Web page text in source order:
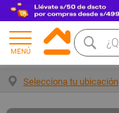
MENÚ
Selecciona tu ubicación